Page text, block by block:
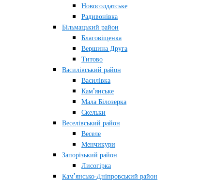
Новосолдатське
Радивонівка
Більмацький район
Благовіщенка
Вершина Друга
Титово
Василівський район
Василівка
Кам’янське
Мала Білозерка
Скельки
Веселівський район
Веселе
Менчикури
Запорізький район
Лисогірка
Кам’янсько-Дніпровський район